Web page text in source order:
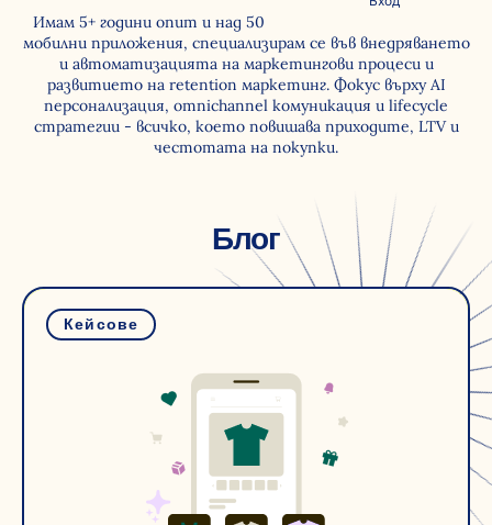
Имам 5+ години опит и над 50 проекта в e-commerce и
мобилни приложения, специализирам се във внедряването
и автоматизацията на маркетингови процеси и
развитието на retention маркетинг. Фокус върху AI
персонализация, omnichannel комуникация и lifecycle
стратегии - всичко, което повишава приходите, LTV и
честотата на покупки.
Блог
Кейсове